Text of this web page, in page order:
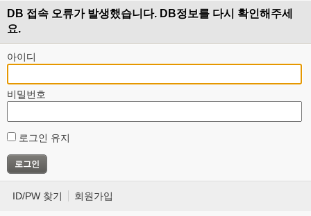
DB 접속 오류가 발생했습니다. DB정보를 다시 확인해주세
요.
아이디
비밀번호
로그인 유지
ID/PW 찾기 회원가입